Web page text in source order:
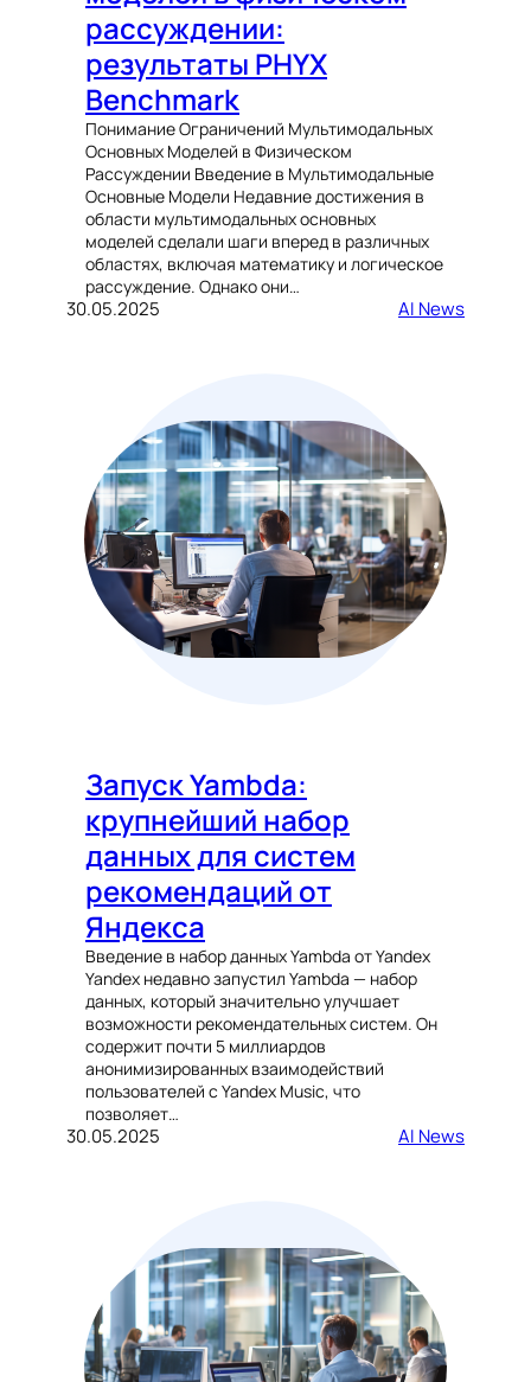
рассуждении:
результаты PHYX
Benchmark
Понимание Ограничений Мультимодальных
Основных Моделей в Физическом
Рассуждении Введение в Мультимодальные
Основные Модели Недавние достижения в
области мультимодальных основных
моделей сделали шаги вперед в различных
областях, включая математику и логическое
рассуждение. Однако они…
30.05.2025 AI News
Запуск Yambda:
крупнейший набор
данных для систем
рекомендаций от
Яндекса
Введение в набор данных Yambda от Yandex
Yandex недавно запустил Yambda — набор
данных, который значительно улучшает
возможности рекомендательных систем. Он
содержит почти 5 миллиардов
анонимизированных взаимодействий
пользователей с Yandex Music, что
позволяет…
30.05.2025 AI News